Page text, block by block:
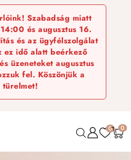
Szabadság miatt
és augusztus 16.
és az ügyfélszolgálat
ez idő alatt beérkező
üzeneteket augusztus
fel. Köszönjük a
türelmet!
0 0